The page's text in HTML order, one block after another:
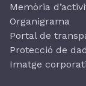
Memòria
Organigrama
Portal de
Protecció de
Imatge